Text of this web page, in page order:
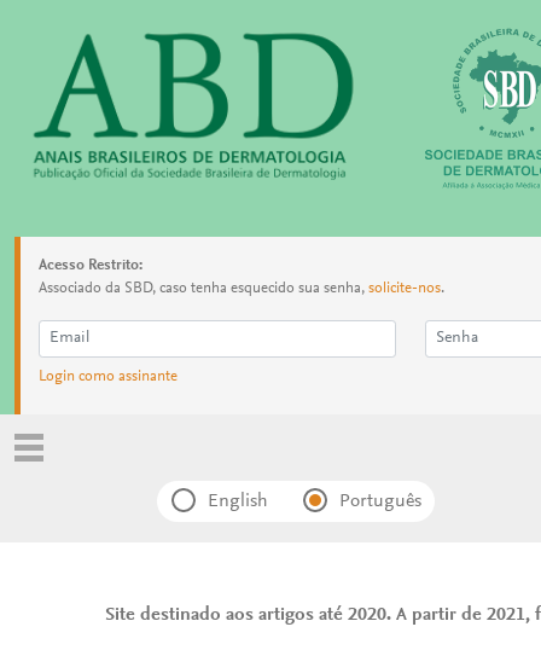
Acesso Restrito:
Associado da SBD, caso tenha esquecido sua senha, solicite-nos.
Login como assinante
English Português
Site destinado aos artigos até 2020. A partir de